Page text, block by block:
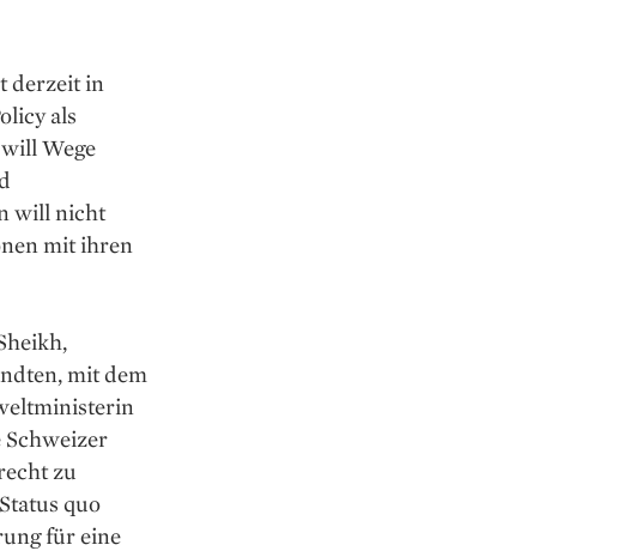
derzeit in
als
Wege
will nicht
mit ihren
mit dem
Schweizer
zu
quo
für eine